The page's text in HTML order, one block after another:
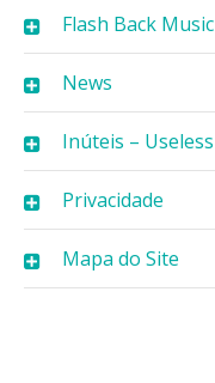
Flash Back Music
News
Inúteis – Useless
Privacidade
Mapa do Site